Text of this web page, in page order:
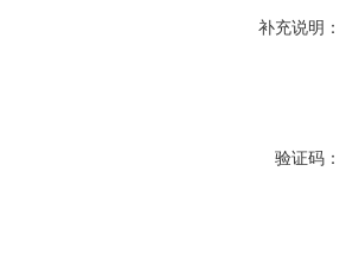
补充说明：
验证码：